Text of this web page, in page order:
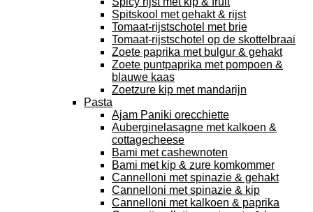
Spitskool met gehakt & rijst
Tomaat-rijstschotel met brie
Tomaat-rijstschotel op de skottelbraai
Zoete paprika met bulgur & gehakt
Zoete puntpaprika met pompoen &
blauwe kaas
Zoetzure kip met mandarijn
Pasta
Ajam Paniki orecchiette
Auberginelasagne met kalkoen &
cottagecheese
Bami met cashewnoten
Bami met kip & zure komkommer
Cannelloni met spinazie & gehakt
Cannelloni met spinazie & kip
Cannelloni met kalkoen & paprika